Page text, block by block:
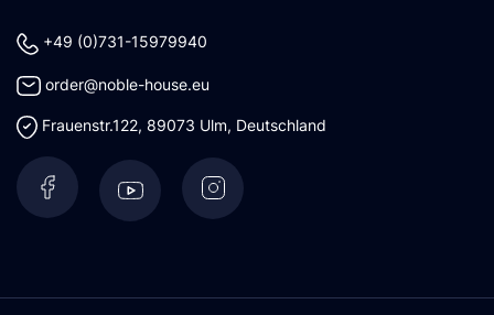
+49 (0)731-15979940
order@noble-house.eu
Frauenstr.122, 89073 Ulm, Deutschland